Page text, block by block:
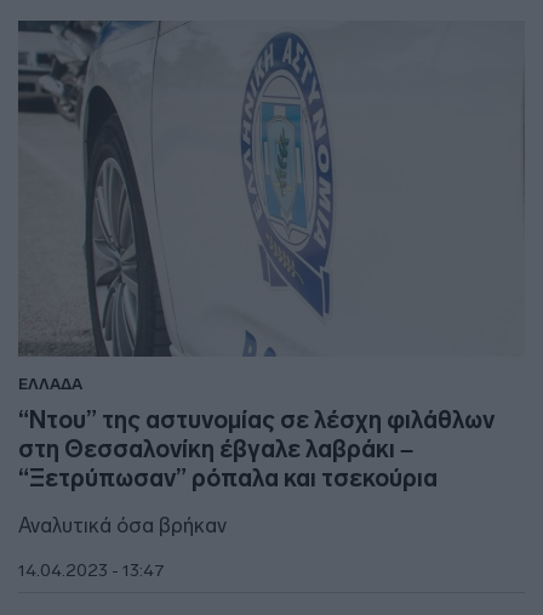
ΕΛΛΑΔΑ
“Ντου” της αστυνομίας σε λέσχη φιλάθλων
στη Θεσσαλονίκη έβγαλε λαβράκι –
“Ξετρύπωσαν” ρόπαλα και τσεκούρια
Αναλυτικά όσα βρήκαν
14.04.2023 - 13:47